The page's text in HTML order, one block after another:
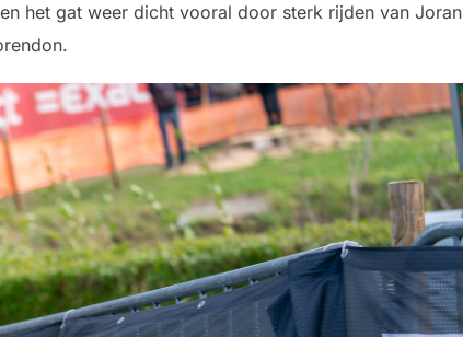
het gat weer dicht vooral door sterk rijden van Joran